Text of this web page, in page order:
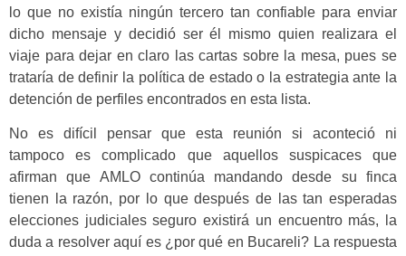
lo que no existía ningún tercero tan confiable para enviar
dicho mensaje y decidió ser él mismo quien realizara el
viaje para dejar en claro las cartas sobre la mesa, pues se
trataría de definir la política de estado o la estrategia ante la
detención de perfiles encontrados en esta lista.
No es difícil pensar que esta reunión si aconteció ni
tampoco es complicado que aquellos suspicaces que
afirman que AMLO continúa mandando desde su finca
tienen la razón, por lo que después de las tan esperadas
elecciones judiciales seguro existirá un encuentro más, la
duda a resolver aquí es ¿por qué en Bucareli? La respuesta